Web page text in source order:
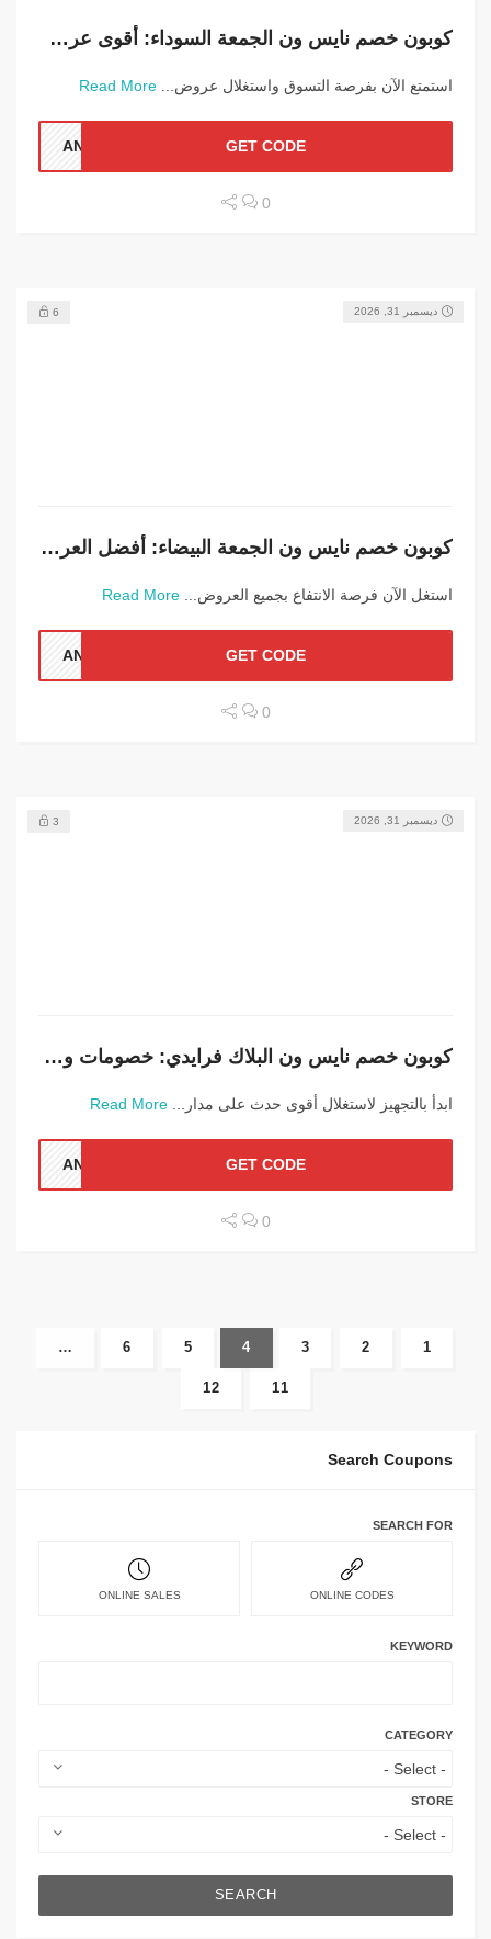
كوبون خصم نايس ون الجمعة السوداء: أقوى عروض وتخفيضات
استمتع الآن بفرصة التسوق واستغلال عروض... Read More
GET CODE
0
6
كوبون خصم نايس ون الجمعة البيضاء: أفضل العروض
استغل الآن فرصة الانتفاع بجميع العروض... Read More
ديسمبر 31, 2026
GET CODE
0
3
كوبون خصم نايس ون البلاك فرايدي: خصومات وعروض
ابدأ بالتجهيز لاستغلال أقوى حدث على مدار... Read More
ديسمبر 31, 2026
GET CODE
0
1
2
3
4
5
6
…
11
12
Search Coupons
SEARCH FOR
ONLINE CODES
ONLINE SALES
KEYWORD
CATEGORY
STORE
SEARCH